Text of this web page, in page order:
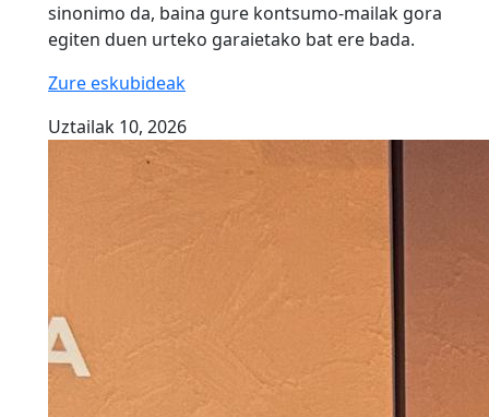
sinonimo da, baina gure kontsumo-mailak gora
egiten duen urteko garaietako bat ere bada.
Zure eskubideak
Uztailak 10, 2026